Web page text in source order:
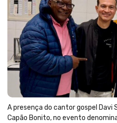
A presença do cantor gospel Davi
Capão Bonito, no evento